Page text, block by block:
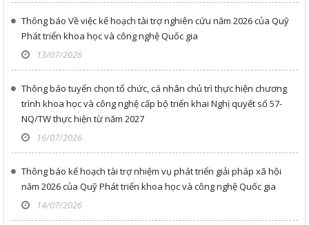
Thông báo Về việc kế hoạch tài trợ nghiên cứu năm 2026 của Quỹ
Phát triển khoa học và công nghệ Quốc gia
13/07/2026
Thông báo tuyển chọn tổ chức, cá nhân chủ trì thực hiện chương
trình khoa học và công nghệ cấp bộ triển khai Nghị quyết số 57-
NQ/TW thực hiện từ năm 2027
16/07/2026
Thông báo kế hoạch tài trợ nhiệm vụ phát triển giải pháp xã hội
năm 2026 của Quỹ Phát triển khoa học và công nghệ Quốc gia
14/07/2026